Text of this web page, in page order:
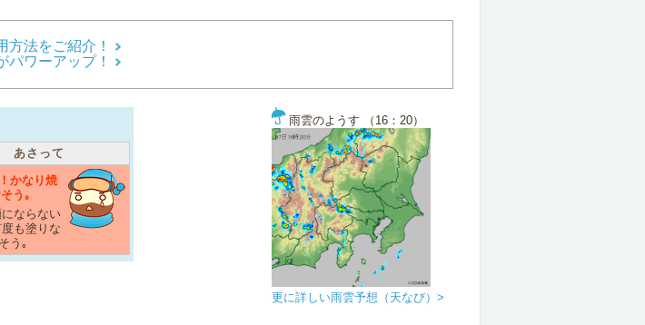
方法をご紹介！
パワーアップ！
あさって
かなり焼
う｡
ならない
も塗りな
う｡
雨雲のようす （16：20）
更に詳しい雨雲予想（天なび）>